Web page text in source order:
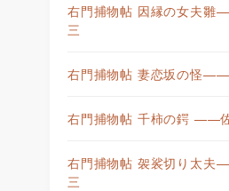
右門捕物帖 因縁の女夫雛
三
右門捕物帖 妻恋坂の怪
右門捕物帖 千柿の鍔 ——
右門捕物帖 袈裟切り太夫
三